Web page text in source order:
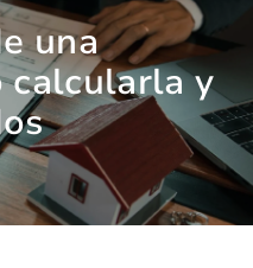
una
calcularla y